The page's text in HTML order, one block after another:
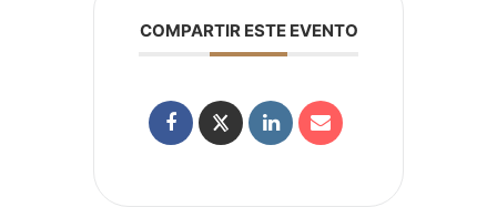
COMPARTIR ESTE EVENTO